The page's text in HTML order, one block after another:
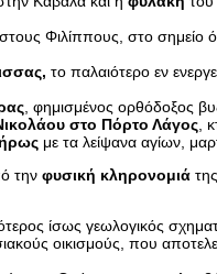
Φιλίππους, στο σημείο
το παλαιότερο εν
, φημισμένος ορθόδοξος
στο Πόρτο Λάγος ,
με τα λείψανα αγίων,
την φυσική κληρονομιά
ίσως γεωλογικός
οικισμούς, που